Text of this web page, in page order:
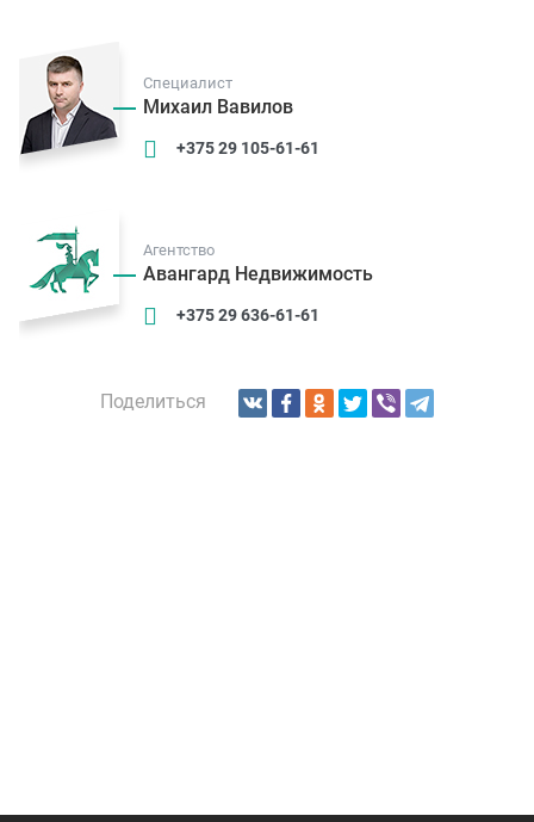
Специалист
Михаил Вавилов
+375 29 105-61-61
Агентство
Авангард Недвижимость
+375 29 636-61-61
Поделиться